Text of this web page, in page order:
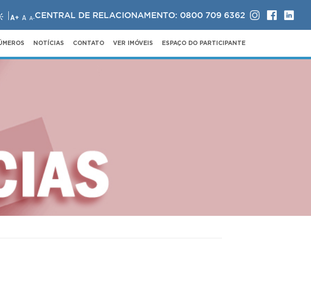
A+ A A-CENTRAL DE RELACIONAMENTO: 0800 709 6362
NOTÍCIAS CONTATO VER IMÓVEIS ESPAÇO DO PARTICIPANTE